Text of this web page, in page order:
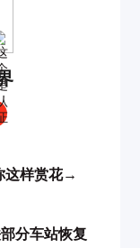
这样赏花→
分车站恢复